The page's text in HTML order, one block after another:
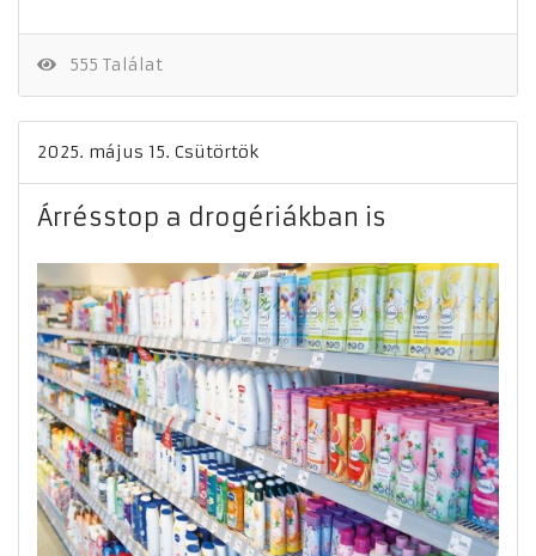
555 Találat
2025. május 15. Csütörtök
Árrésstop a drogériákban is